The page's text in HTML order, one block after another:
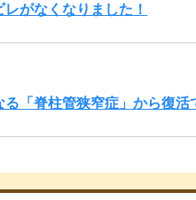
がなくなりました！
「脊柱管狭窄症」から復活